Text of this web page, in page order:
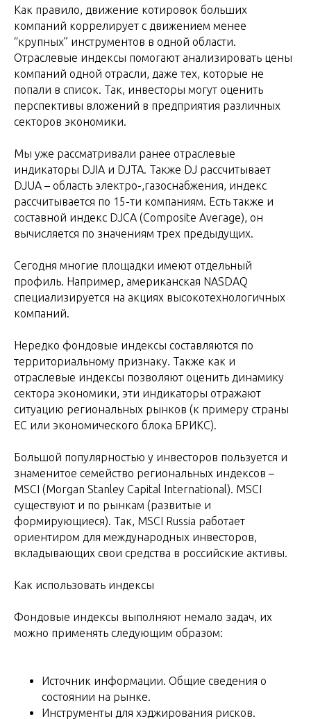
Как правило, движение котировок больших
компаний коррелирует с движением менее
“крупных” инструментов в одной области.
Отраслевые индексы помогают анализировать цены
компаний одной отрасли, даже тех, которые не
попали в список. Так, инвесторы могут оценить
перспективы вложений в предприятия различных
секторов экономики.
Мы уже рассматривали ранее отраслевые
индикаторы DJIA и DJTA. Также DJ рассчитывает
DJUA – область электро-,газоснабжения, индекс
рассчитывается по 15-ти компаниям. Есть также и
составной индекс DJCA (Composite Average), он
вычисляется по значениям трех предыдущих.
Сегодня многие площадки имеют отдельный
профиль. Например, американская NASDAQ
специализируется на акциях высокотехнологичных
компаний.
Нередко фондовые индексы составляются по
территориальному признаку. Также как и
отраслевые индексы позволяют оценить динамику
сектора экономики, эти индикаторы отражают
ситуацию региональных рынков (к примеру страны
ЕС или экономического блока БРИКС).
Большой популярностью у инвесторов пользуется и
знаменитое семейство региональных индексов –
MSCI (Morgan Stanley Capital International). MSCI
существуют и по рынкам (развитые и
формирующиеся). Так, MSCI Russia работает
ориентиром для международных инвесторов,
вкладывающих свои средства в российские активы.
Как использовать индексы
Фондовые индексы выполняют немало задач, их
можно применять следующим образом:
Источник информации. Общие сведения о
состоянии на рынке.
Инструменты для хэджирования рисков.